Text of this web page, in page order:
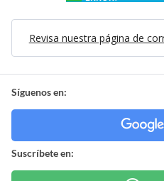
Revisa nuestra página de
Síguenos en:
Suscríbete en: